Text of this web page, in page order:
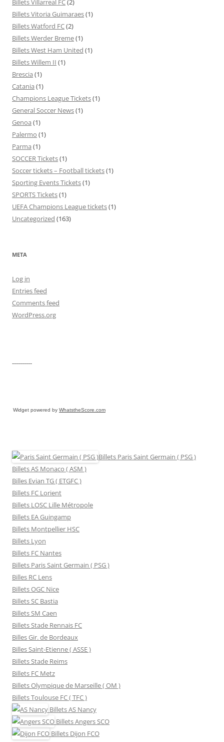
Billets Villarreal FC(2)
Billets Vitoria Guimaraes(1)
Billets Watford FC(2)
Billets Werder Breme(1)
Billets West Ham United (1)
Billets Willem II (1)
Brescia (1)
Catania (1)
Champions League Tickets(1)
General Soccer News(1)
Genoa (1)
Palermo (1)
Parma (1)
SOCCER Tickets(1)
Soccer tickets – Football tickets(1)
Sporting Events Tickets(1)
SPORTS Tickets(1)
UEFA Champions League tickets(1)
Uncategorized (163)
META
Log in
Entries feed
Comments feed
WordPress.org
----------
Widget powered by WhatstheScore.com
Billets Paris Saint Germain ( PSG )
Billets AS Monaco ( ASM )
Billes Evian TG ( ETGFC )
Billets FC Lorient
Billets LOSC Lille Métropole
Billets EA Guingamp
Billets Montpellier HSC
Billets Lyon
Billets FC Nantes
Billets Paris Saint Germain ( PSG )
Billes RC Lens
Billets OGC Nice
Billets SC Bastia
Billets SM Caen
Billets Stade Rennais FC
Billes Gir. de Bordeaux
Billes Saint-Etienne ( ASSE )
Billets Stade Reims
Billets FC Metz
Billets Olympique de Marseille ( OM )
Billets Toulouse FC ( TFC )
BilletsAS Nancy
BilletsAngers SCO
Billets Dijon FCO